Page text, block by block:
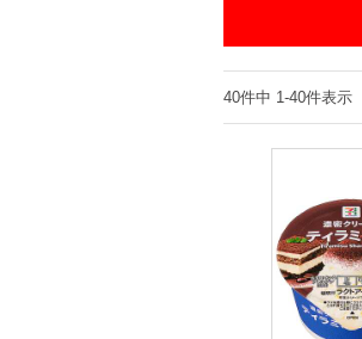
40件中 1-40件表示